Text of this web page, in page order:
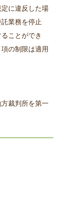
に違反した場
業務を停止
ことができ
の制限は適用
裁判所を第一